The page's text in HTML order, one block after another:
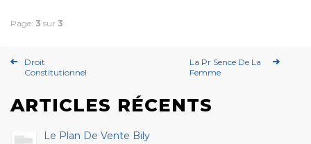
Page: 3 sur 3
Droit
Constitutionnel
La Pr Sence De La
Femme
ARTICLES RÉCENTS
Le Plan De Vente Bily